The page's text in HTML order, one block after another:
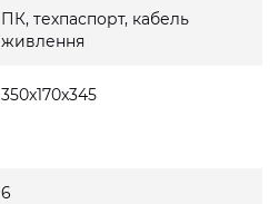
ПК, техпаспорт, кабель
живлення
350x170x345
6